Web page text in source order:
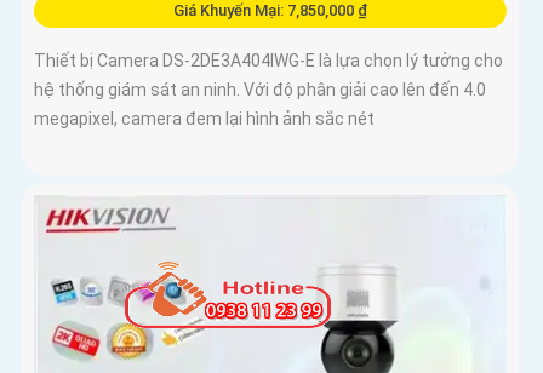
Giá Khuyến Mại: 7,850,000 ₫
Thiết bị Camera DS-2DE3A404IWG-E là lựa chọn lý tưởng cho
hệ thống giám sát an ninh. Với độ phân giải cao lên đến 4.0
megapixel, camera đem lại hình ảnh sắc nét